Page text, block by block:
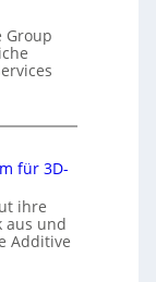
Group
für 3D-
ihre
aus und
Additive